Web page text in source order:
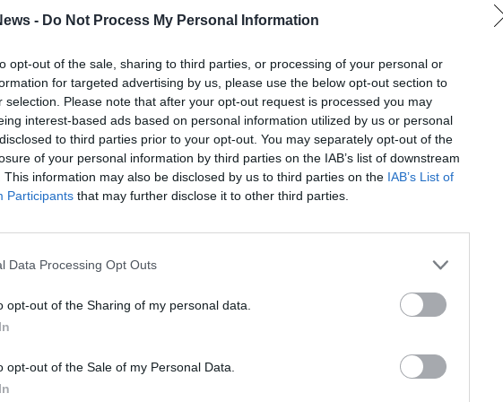
- Do Not Process My Personal Information
opt-out of the sale, sharing to third parties, or processing of your personal or
for targeted advertising by us, please use the below opt-out section to
selection. Please note that after your opt-out request is processed you may
interest-based ads based on personal information utilized by us or personal
to third parties prior to your opt-out. You may separately opt-out of the
of your personal information by third parties on the IAB’s list of downstream
This information may also be disclosed by us to third parties on the IAB’s List of
Participants that may further disclose it to other third parties.
Data Processing Opt Outs
opt-out of the Sharing of my personal data.
opt-out of the Sale of my Personal Data.
e ai suoi cittadini. Rinnoviamo ancora
maestro Stefano Enea», commentano i
Via Confalonieri, 5
Castronno
Tutti gli eventi
diagosto
abbiamo a cuore l'informazione del nostro
sempre in prima linea per informarvi in modo
Maria Panisi ved.